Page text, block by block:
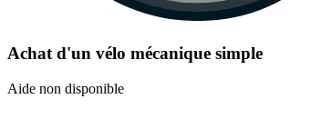
Achat d'un vélo mécanique simple
Aide non disponible